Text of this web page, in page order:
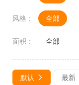
风格： 全部
面积： 全部
默认 最新